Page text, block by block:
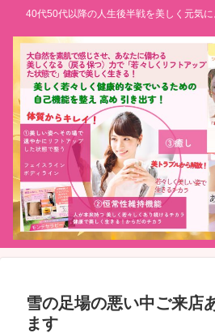
40代50代以降の人生後半戦を美しく元気
雪の足場の悪い中ご来店
ます